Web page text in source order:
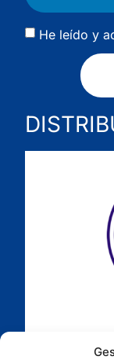
He leído y